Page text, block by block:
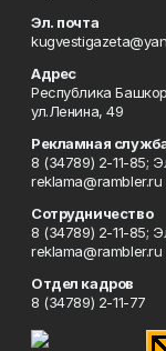
Эл. почта
Адрес
Республика
ул.Ленина, 49
Рекламная
8 (34789) 2-11-85;
reklama@rambler.ru
Сотрудничество
8 (34789) 2-11-85;
reklama@rambler.ru
Отдел кадров
8 (34789) 2-11-77